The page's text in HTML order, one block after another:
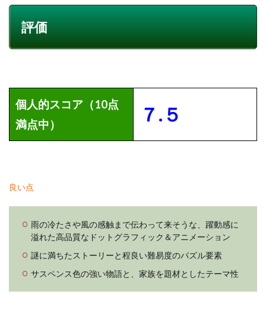
評価
個人的スコア（10点
満点中）
７.５
良い点
雨の冷たさや風の感触まで伝わって来そうな、躍動感に
溢れた高品質なドットグラフィック＆アニメーション
謎に満ちたストーリーと程良い難易度のパズル要素
サスペンス色の強い物語と、家族を題材としたテーマ性